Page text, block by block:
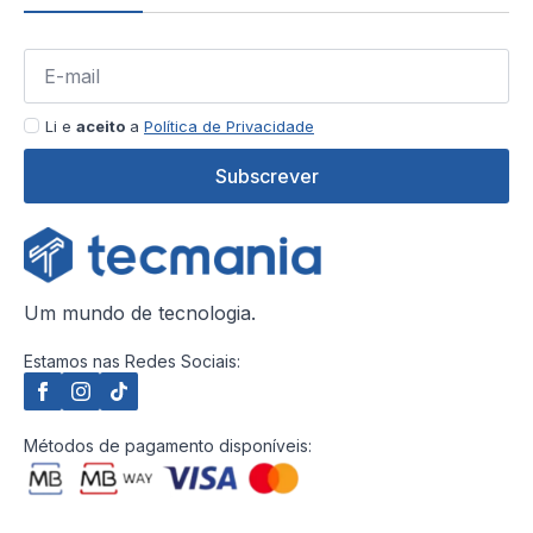
Li e aceito a Política de Privacidade
Subscrever
Um mundo de tecnologia.
Estamos nas Redes Sociais:
Métodos de pagamento disponíveis: